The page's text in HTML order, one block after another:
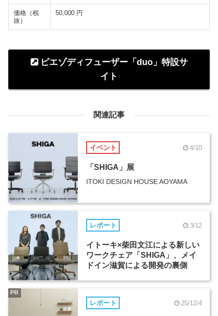
価格（税
抜）
50,000 円
ピエゾディフューザー「duo」特設サ
イト
関連記事
イベント 4/10
「SHIGA」展
ITOKI DESIGN HOUSE AOYAMA
レポート 3/12
イトーキ×柴田文江による新しい
ワークチェア「SHIGA」、メイ
ドイン滋賀による開発の裏側
レポート 25/12/4
PR